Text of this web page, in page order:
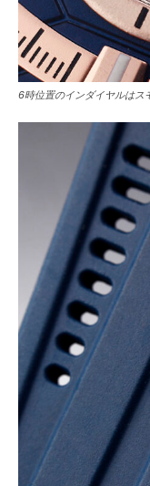
6時位置のインダイヤルはス